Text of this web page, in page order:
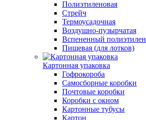
Полиэтиленовая
Стрейч
Термоусадочная
Воздушно-пузырчатая
Вспененный полиэтилен
Пищевая (для лотков)
Картонная упаковка
Гофрокороба
Самосборные коробки
Почтовые коробки
Коробки с окном
Картонные тубусы
Картон